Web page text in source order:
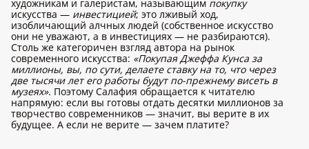
художникам и галеристам, называющим покупку
искусства — инвестицией; это лживый ход,
изобличающий алчных людей (собственное искусство
они не уважают, а в инвестициях — не разбираются).
Столь же категоричен взгляд автора на рынок
современного искусства: «Покупая Джеффа Кунса за
миллионы, вы, по сути, делаете ставку на то, что через
две тысячи лет его работы будут по-прежнему висеть в
музеях». Поэтому Салафия обращается к читателю
напрямую: если вы готовы отдать десятки миллионов за
творчество современников — значит, вы верите в их
будущее. А если не верите — зачем платите?